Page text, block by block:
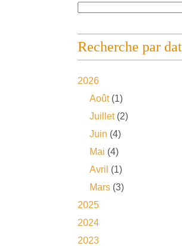
Recherche par
2026
Août(1)
Juillet(2)
Juin (4)
Mai (4)
Avril (1)
Mars (3)
2025
2024
2023